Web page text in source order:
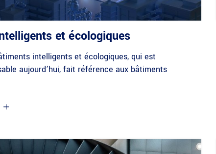
et écologiques
intelligents et écologiques, qui est
aujourd’hui, fait référence aux bâtiments